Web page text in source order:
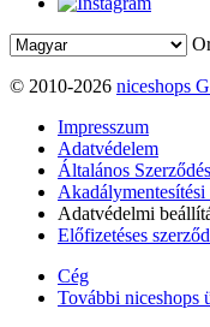
© 2010-2026 niceshops
Impresszum
Adatvédelem
Általános
Adatvédelmi
Előfizetéses
Cég
További niceshops